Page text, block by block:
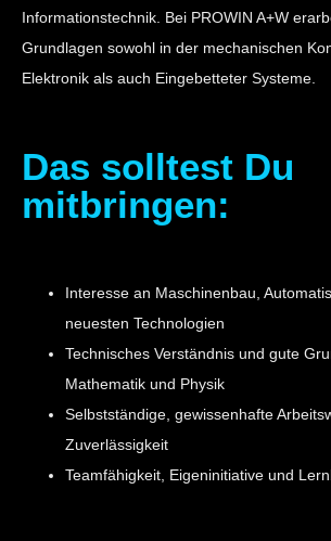
Informationstechnik. Bei PROWIN A+W
Grundlagen sowohl in der mechanischen
Elektronik als auch Eingebetteter Systeme.
Das solltest Du
mitbringen:
Interesse an Maschinenbau,
neuesten Technologien
Technisches Verständnis und gute
Mathematik und Physik
Selbstständige, gewissenhafte
Zuverlässigkeit
Teamfähigkeit, Eigeninitiative und